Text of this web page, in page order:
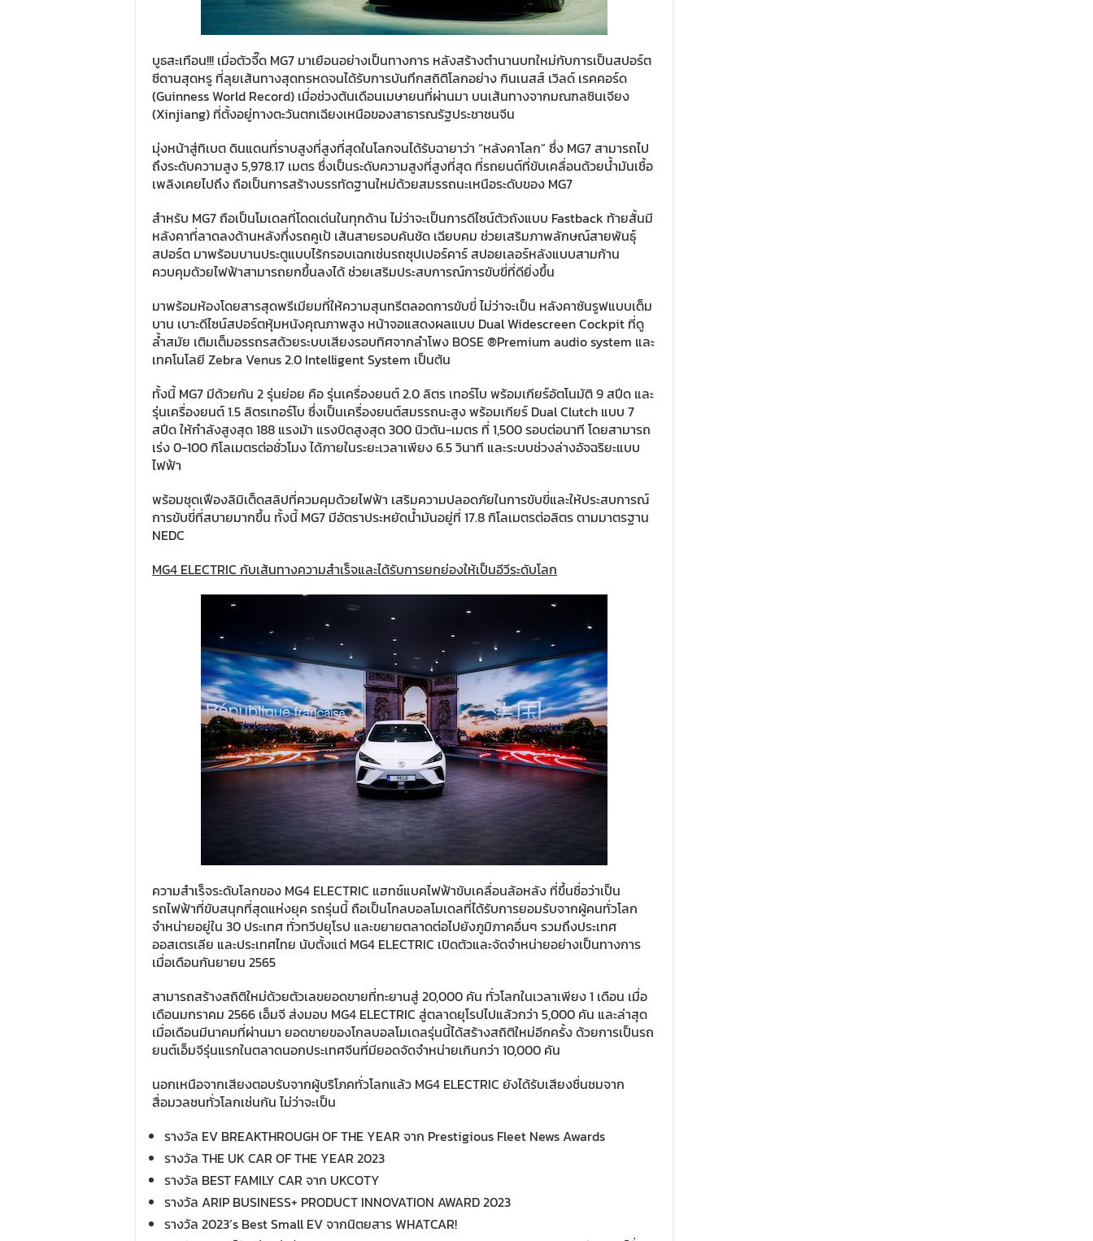
บูธสะเทือน!!! เมื่อตัวจี๊ด MG7 มาเยือนอย่างเป็นทางการ หลังสร้างตำนานบทใหม่กับการเป็นสปอร์ต
ซีดานสุดหรู ที่ลุยเส้นทางสุดทรหดจนได้รับการบันทึกสถิติโลกอย่าง กินเนสส์ เวิลด์ เรคคอร์ด
(Guinness World Record) เมื่อช่วงต้นเดือนเมษายนที่ผ่านมา บนเส้นทางจากมณฑลซินเจียง
(Xinjiang) ที่ตั้งอยู่ทางตะวันตกเฉียงเหนือของสาธารณรัฐประชาชนจีน
มุ่งหน้าสู่ทิเบตดินแดนที่ราบสูงที่สูงที่สุดในโลกจนได้รับฉายาว่า “หลังคาโลก” ซึ่ง MG7 สามารถไป
ถึงระดับความสูง 5,978.17 เมตร ซึ่งเป็นระดับความสูงที่สูงที่สุด ที่รถยนต์ที่ขับเคลื่อนด้วยน้ำมันเชื้อ
เพลิงเคยไปถึง ถือเป็นการสร้างบรรทัดฐานใหม่ด้วยสมรรถนะเหนือระดับของ MG7
สำหรับ MG7 ถือเป็นโมเดลที่โดดเด่นในทุกด้าน ไม่ว่าจะเป็นการดีไซน์ตัวถังแบบ Fastback ท้ายสั้นมี
หลังคาที่ลาดลงด้านหลังกึ่งรถคูเป้ เส้นสายรอบคันชัด เฉียบคม ช่วยเสริมภาพลักษณ์สายพันธุ์
สปอร์ต มาพร้อมบานประตูแบบไร้กรอบเฉกเช่นรถซุปเปอร์คาร์ สปอยเลอร์หลังแบบสามก้าน
ควบคุมด้วยไฟฟ้าสามารถยกขึ้นลงได้ ช่วยเสริมประสบการณ์การขับขี่ที่ดียิ่งขึ้น
มาพร้อมห้องโดยสารสุดพรีเมียมที่ให้ความสุนทรีตลอดการขับขี่ ไม่ว่าจะเป็น หลังคาซันรูฟแบบเต็ม
บาน เบาะดีไซน์สปอร์ตหุ้มหนังคุณภาพสูง หน้าจอแสดงผลแบบ Dual Widescreen Cockpit ที่ดู
ล้ำสมัย เติมเต็มอรรถรสด้วยระบบเสียงรอบทิศจากลำโพง BOSE ®Premium audio system และ
เทคโนโลยี Zebra Venus 2.0 Intelligent System เป็นต้น
ทั้งนี้ MG7 มีด้วยกัน 2 รุ่นย่อย คือรุ่นเครื่องยนต์ 2.0 ลิตร เทอร์โบ พร้อมเกียร์อัตโนมัติ 9 สปีด และ
รุ่นเครื่องยนต์ 1.5 ลิตรเทอร์โบ ซึ่งเป็นเครื่องยนต์สมรรถนะสูง พร้อมเกียร์ Dual Clutch แบบ 7
สปีดให้กำลังสูงสุด 188 แรงม้า แรงบิดสูงสุด 300 นิวตัน-เมตร ที่ 1,500 รอบต่อนาที โดยสามารถ
เร่ง 0-100 กิโลเมตรต่อชั่วโมง ได้ภายในระยะเวลาเพียง 6.5 วินาที และระบบช่วงล่างอัจฉริยะแบบ
ไฟฟ้า
พร้อมชุดเฟืองลิมิเต็ดสลิปที่ควมคุมด้วยไฟฟ้า เสริมความปลอดภัยในการขับขี่และให้ประสบการณ์
การขับขี่ที่สบายมากขึ้น ทั้งนี้ MG7 มีอัตราประหยัดน้ำมันอยู่ที่ 17.8 กิโลเมตรต่อลิตร ตามมาตรฐาน
NEDC
MG4 ELECTRIC กับเส้นทางความสำเร็จและได้รับการยกย่องให้เป็นอีวีระดับโลก
ความสำเร็จระดับโลกของ MG4 ELECTRIC แฮทช์แบคไฟฟ้าขับเคลื่อนล้อหลัง ที่ขึ้นชื่อว่าเป็น
รถไฟฟ้าที่ขับสนุกที่สุดแห่งยุค รถรุ่นนี้ ถือเป็นโกลบอลโมเดลที่ได้รับการยอมรับจากผู้คนทั่วโลก
จำหน่ายอยู่ใน 30 ประเทศ ทั่วทวีปยุโรป และขยายตลาดต่อไปยังภูมิภาคอื่นๆ รวมถึงประเทศ
ออสเตรเลีย และประเทศไทย นับตั้งแต่ MG4 ELECTRIC เปิดตัวและจัดจำหน่ายอย่างเป็นทางการ
เมื่อเดือนกันยายน 2565
สามารถสร้างสถิติใหม่ด้วยตัวเลขยอดขายที่ทะยานสู่ 20,000 คัน ทั่วโลกในเวลาเพียง 1 เดือน เมื่อ
เดือนมกราคม 2566 เอ็มจี ส่งมอบ MG4 ELECTRIC สู่ตลาดยุโรปไปแล้วกว่า 5,000 คัน และล่าสุด
เมื่อเดือนมีนาคมที่ผ่านมา ยอดขายของโกลบอลโมเดลรุ่นนี้ได้สร้างสถิติใหม่อีกครั้ง ด้วยการเป็นรถ
ยนต์เอ็มจีรุ่นแรกในตลาดนอกประเทศจีนที่มียอดจัดจำหน่ายเกินกว่า 10,000 คัน
นอกเหนือจากเสียงตอบรับจากผู้บริโภคทั่วโลกแล้ว MG4 ELECTRIC ยังได้รับเสียงชื่นชมจาก
สื่อมวลชนทั่วโลกเช่นกัน ไม่ว่าจะเป็น
รางวัล EV BREAKTHROUGH OF THE YEAR จาก Prestigious Fleet News Awards
รางวัล THE UK CAR OF THE YEAR 2023
รางวัล BEST FAMILY CAR จาก UKCOTY
รางวัล ARIP BUSINESS+ PRODUCT INNOVATION AWARD 2023
รางวัล 2023’s Best Small EV จากนิตยสาร WHATCAR!